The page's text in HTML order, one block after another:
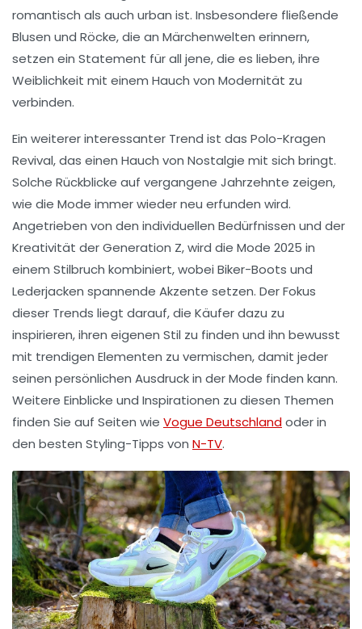
romantisch als auch urban ist. Insbesondere fließende
Blusen und Röcke, die an Märchenwelten erinnern,
setzen ein Statement für all jene, die es lieben, ihre
Weiblichkeit mit einem Hauch von Modernität zu
verbinden.
Ein weiterer interessanter Trend ist das Polo-Kragen
Revival, das einen Hauch von Nostalgie mit sich bringt.
Solche Rückblicke auf vergangene Jahrzehnte zeigen,
wie die Mode immer wieder neu erfunden wird.
Angetrieben von den individuellen Bedürfnissen und der
Kreativität der Generation Z, wird die Mode 2025 in
einem Stilbruch kombiniert, wobei Biker-Boots und
Lederjacken spannende Akzente setzen. Der Fokus
dieser Trends liegt darauf, die Käuferdazu zu
inspirieren, ihren eigenen Stil zu finden und ihn bewusst
mit trendigen Elementen zu vermischen, damit jeder
seinen persönlichen Ausdruck in der Mode finden kann.
Weitere Einblicke und Inspirationen zu diesen Themen
finden Sie auf Seiten wie Vogue Deutschlandoder in
den besten Styling-Tipps von N-TV.